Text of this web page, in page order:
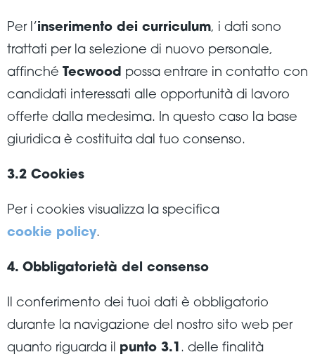
Per l’inserimento dei curriculum, i dati sono
trattati per la selezione di nuovo personale,
affinché Tecwood possa entrare in contatto con
candidati interessati alle opportunità di lavoro
offerte dalla medesima. In questo caso la base
giuridica è costituita dal tuo consenso.
3.2 Cookies
Per i cookies visualizza la specifica
cookie policy.
4. Obbligatorietà del consenso
Il conferimento dei tuoi dati è obbligatorio
durante la navigazione del nostro sito web per
quanto riguarda il punto 3.1 . delle finalità